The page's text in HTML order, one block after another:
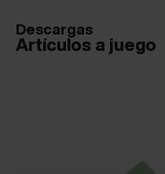
Descargas
Artículos a juego